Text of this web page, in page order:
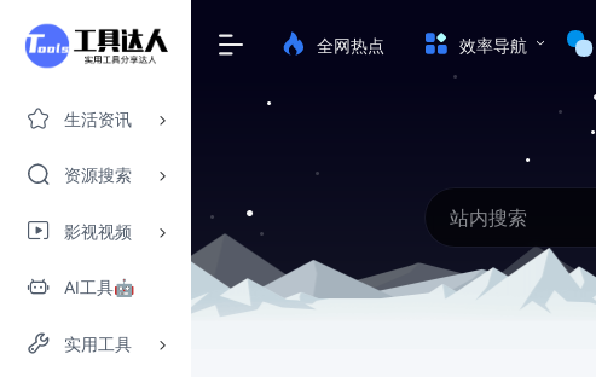
生活资讯
资源搜索
影视视频
AI工具🤖
实用工具
全网热点 效率导航